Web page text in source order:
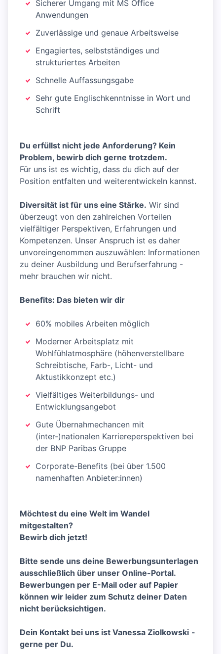
Sicherer Umgang mit MS Office
Anwendungen
Zuverlässige und genaue Arbeitsweise
Engagiertes, selbstständiges und
strukturiertes Arbeiten
Schnelle Auffassungsgabe
Sehr gute Englischkenntnisse in Wort und
Schrift
Du erfüllst nicht jede Anforderung? Kein
Problem, bewirb dich gerne trotzdem.
Für uns ist es wichtig, dass du dich auf der
Position entfalten und weiterentwickeln kannst.
Diversität ist für uns eine Stärke. Wir sind
überzeugt von den zahlreichen Vorteilen
vielfältiger Perspektiven, Erfahrungen und
Kompetenzen. Unser Anspruch ist es daher
unvoreingenommen auszuwählen: Informationen
zu deiner Ausbildung und Berufserfahrung -
mehr brauchen wir nicht.
Benefits: Das bieten wir dir
60% mobiles Arbeiten möglich
Moderner Arbeitsplatz mit
Wohlfühlatmosphäre (höhenverstellbare
Schreibtische, Farb-, Licht- und
Aktustikkonzept etc.)
Vielfältiges Weiterbildungs- und
Entwicklungsangebot
Gute Übernahmechancen mit
(inter-)nationalen Karriereperspektiven bei
der BNP Paribas Gruppe
Corporate-Benefits (bei über 1.500
namenhaften Anbieter:innen)
Möchtest du eine Welt im Wandel
mitgestalten?
Bewirb dich jetzt!
Bitte sende uns deine Bewerbungsunterlagen
ausschließlich über unser Online-Portal.
Bewerbungen per E-Mail oder auf Papier
können wir leider zum Schutz deiner Daten
nicht berücksichtigen.
Dein Kontakt bei uns ist Vanessa Ziolkowski -
gerne per Du.